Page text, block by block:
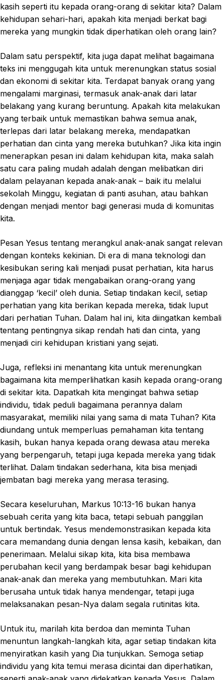
kasih seperti itu kepada orang-orang di sekitar kita? Dalam
kehidupan sehari-hari, apakah kita menjadi berkat bagi
mereka yang mungkin tidak diperhatikan oleh orang lain?
Dalam satu perspektif, kita juga dapat melihat bagaimana
teks ini menggugah kita untuk merenungkan status sosial
dan ekonomi di sekitar kita. Terdapat banyak orang yang
mengalami marginasi, termasuk anak-anak dari latar
belakang yang kurang beruntung. Apakah kita melakukan
yang terbaik untuk memastikan bahwa semua anak,
terlepas dari latar belakang mereka, mendapatkan
perhatian dan cinta yang mereka butuhkan? Jika kita ingin
menerapkan pesan ini dalam kehidupan kita, maka salah
satu cara paling mudah adalah dengan melibatkan diri
dalam pelayanan kepada anak-anak – baik itu melalui
sekolah Minggu, kegiatan di panti asuhan, atau bahkan
dengan menjadi mentor bagi generasi muda di komunitas
kita.
Pesan Yesus tentang merangkul anak-anak sangat relevan
dengan konteks kekinian. Di era di mana teknologi dan
kesibukan sering kali menjadi pusat perhatian, kita harus
menjaga agar tidak mengabaikan orang-orang yang
dianggap ‘kecil’ oleh dunia. Setiap tindakan kecil, setiap
perhatian yang kita berikan kepada mereka, tidak luput
dari perhatian Tuhan. Dalam hal ini, kita diingatkan kembali
tentang pentingnya sikap rendah hati dan cinta, yang
menjadi ciri kehidupan kristiani yang sejati.
Juga, refleksi ini menantang kita untuk merenungkan
bagaimana kita memperlihatkan kasih kepada orang-orang
di sekitar kita. Dapatkah kita mengingat bahwa setiap
individu, tidak peduli bagaimana perannya dalam
masyarakat, memiliki nilai yang sama di mata Tuhan? Kita
diundang untuk memperluas pemahaman kita tentang
kasih, bukan hanya kepada orang dewasa atau mereka
yang berpengaruh, tetapi juga kepada mereka yang tidak
terlihat. Dalam tindakan sederhana, kita bisa menjadi
jembatan bagi mereka yang merasa terasing.
Secara keseluruhan, Markus 10:13-16 bukan hanya
sebuah cerita yang kita baca, tetapi sebuah panggilan
untuk bertindak. Yesus mendemonstrasikan kepada kita
cara memandang dunia dengan lensa kasih, kebaikan, dan
penerimaan. Melalui sikap kita, kita bisa membawa
perubahan kecil yang berdampak besar bagi kehidupan
anak-anak dan mereka yang membutuhkan. Mari kita
berusaha untuk tidak hanya mendengar, tetapi juga
melaksanakan pesan-Nya dalam segala rutinitas kita.
Untuk itu, marilah kita berdoa dan meminta Tuhan
menuntun langkah-langkah kita, agar setiap tindakan kita
menyiratkan kasih yang Dia tunjukkan. Semoga setiap
individu yang kita temui merasa dicintai dan diperhatikan,